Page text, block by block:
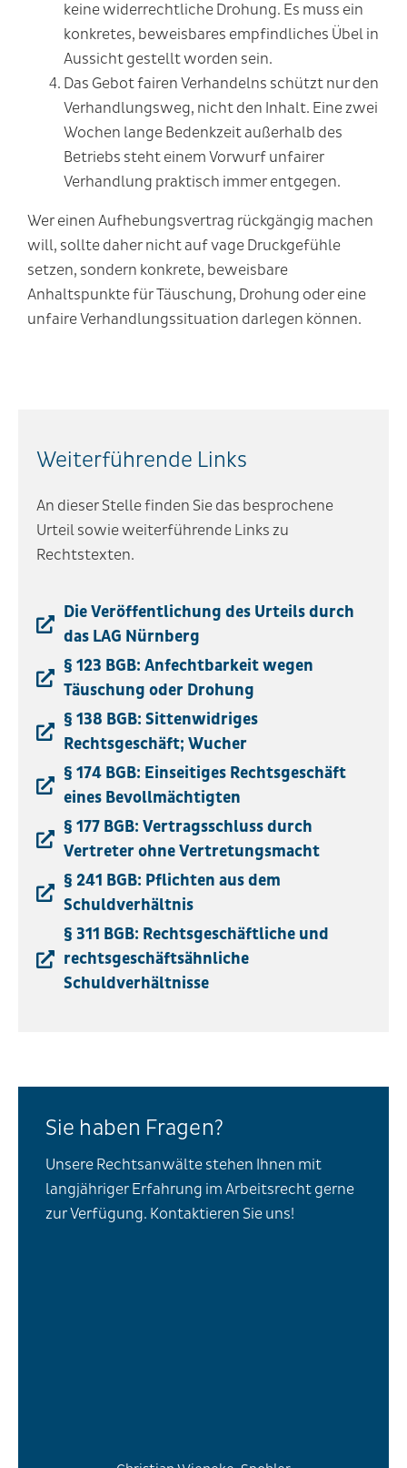
keine widerrechtliche Drohung. Es muss ein
konkretes, beweisbares empfindliches Übel in
Aussicht gestellt worden sein.
Das Gebot fairen Verhandelns schützt nur den
Verhandlungsweg, nicht den Inhalt. Eine zwei
Wochen lange Bedenkzeit außerhalb des
Betriebs steht einem Vorwurf unfairer
Verhandlung praktisch immer entgegen.
Wer einen Aufhebungsvertrag rückgängig machen
will, sollte daher nicht auf vage Druckgefühle
setzen, sondern konkrete, beweisbare
Anhaltspunkte für Täuschung, Drohung oder eine
unfaire Verhandlungssituation darlegen können.
Weiterführende Links
An dieser Stelle finden Sie das besprochene
Urteil sowie weiterführende Links zu
Rechtstexten.
Die Veröffentlichung des Urteils durch
das LAG Nürnberg
§ 123 BGB: Anfechtbarkeit wegen
Täuschung oder Drohung
§ 138 BGB: Sittenwidriges
Rechtsgeschäft; Wucher
§ 174 BGB: Einseitiges Rechtsgeschäft
eines Bevollmächtigten
§ 177 BGB: Vertragsschluss durch
Vertreter ohne Vertretungsmacht
§ 241 BGB: Pflichten aus dem
Schuldverhältnis
§ 311 BGB: Rechtsgeschäftliche und
rechtsgeschäftsähnliche
Schuldverhältnisse
Sie haben Fragen?
Unsere Rechtsanwälte stehen Ihnen mit
langjähriger Erfahrung im Arbeitsrecht gerne
zur Verfügung. Kontaktieren Sie uns!